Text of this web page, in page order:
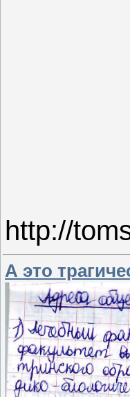
http://
А это